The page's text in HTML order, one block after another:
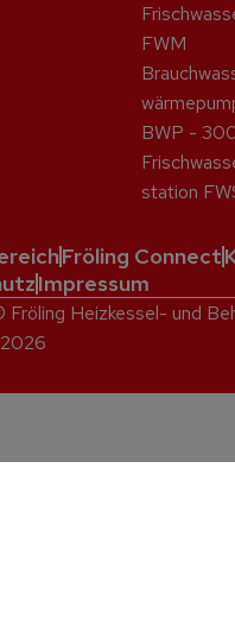
FWM
BWP -
station
Fröling Connect
Impressum
Heizkessel- und